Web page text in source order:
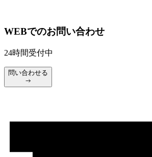
WEBでのお問い合わせ
24時間受付中
問い合わせる